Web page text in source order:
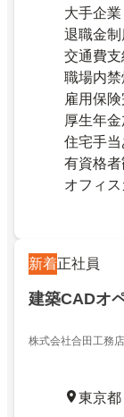
大手企業
退職金制
交通費支
職場内禁
雇用保
厚生年金
住宅手当
有資格者
オフィ
新着正社員
建築CADオ
株式会社合田工務店
東京